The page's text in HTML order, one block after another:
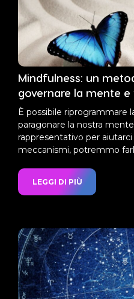
Mindfulness: un
governare la mente e
È possibile riprogrammare
paragonare la nostra
rappresentativo per
meccanismi, potremmo
LEGGI DI PIÙ